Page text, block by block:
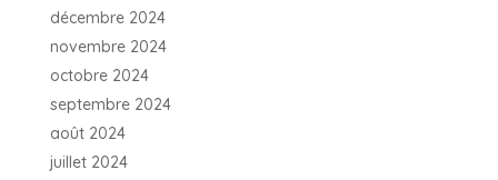
décembre 2024
novembre 2024
octobre 2024
septembre 2024
août 2024
juillet 2024